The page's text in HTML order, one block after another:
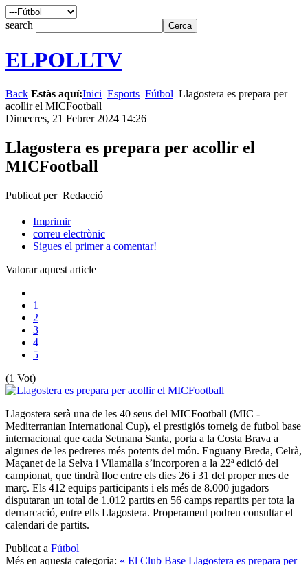
search
ELPOLLTV
Back Estàs aquí:Inici Esports Fútbol Llagostera es prepara per
acollir el MICFootball
Dimecres, 21 Febrer 2024 14:26
Llagostera es prepara per acollir el
MICFootball
Publicat per Redacció
Imprimir
correu electrònic
Sigues el primer a comentar!
Valorar aquest article
1
2
3
4
5
(1 Vot)
Llagostera serà una de les 40 seus del MICFootball (MIC -
Mediterranian International Cup), el prestigiós torneig de futbol base
internacional que cada Setmana Santa, porta a la Costa Brava a
algunes de les pedreres més potents del món. Enguany Breda, Celrà,
Maçanet de la Selva i Vilamalla s’incorporen a la 22ª edició del
campionat, que tindrà lloc entre els dies 26 i 31 del proper mes de
març. Els 412 equips participants i els més de 8.000 jugadors
disputaran un total de 1.012 partits en 56 camps repartits per tota la
demarcació, entre ells Llagostera. Properament podreu consultar el
calendari de partits.
Publicat a Fútbol
Més en aquesta categoria: « El Club Base Llagostera es prepara per